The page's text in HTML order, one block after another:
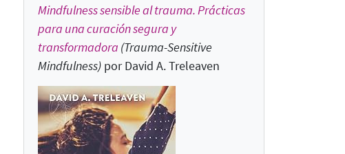
Mindfulness sensible al trauma. Prácticas
para una curación segura y
transformadora (Trauma-Sensitive
Mindfulness) por David A. Treleaven